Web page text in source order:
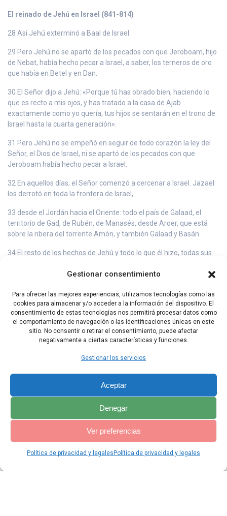
Gestionar consentimiento
Para ofrecer las mejores experiencias, utilizamos tecnologías como las
cookies para almacenar y/o acceder a la información del dispositivo. El
consentimiento de estas tecnologías nos permitirá procesar datos como
el comportamiento de navegación o las identificaciones únicas en este
sitio. No consentir o retirar el consentimiento, puede afectar
negativamente a ciertas características y funciones.
Gestionar los servicios
Aceptar
Denegar
Ver preferencias
Política de privacidad y legales Política de privacidad y legales
El reinado de Jehú en Israel (841-814)
28 Así Jehú exterminó a Baal de Israel.
29 Pero Jehú no se apartó de los pecados con que Jeroboam, hijo
de Nebat, había hecho pecar a Israel, a saber, los terneros de oro
que había en Betel y en Dan.
30 El Señor dijo a Jehú: «Porque tú has obrado bien, haciendo lo
que es recto a mis ojos, y has tratado a la casa de Ajab
exactamente como yo quería, tus hijos se sentarán en el trono de
Israel hasta la cuarta generación».
31 Pero Jehú no se empeñó en seguir de todo corazón la ley del
Señor, el Dios de Israel, ni se apartó de los pecados con que
Jeroboam había hecho pecar a Israel.
32 En aquellos días, el Señor comenzó a cercenar a Israel. Jazael
los derrotó en toda la frontera de Israel,
33 desde el Jordán hacia el Oriente: todo el país de Galaad, el
territorio de Gad, de Rubén, de Manasés, desde Aroer, que está
sobre la ribera del torrente Amón, y también Galaad y Basán.
34 El resto de los hechos de Jehú y todo lo que él hizo, todas sus
35 Jehú se fue a descansar con sus padres y lo sepultaron en
Samaría. Su hijo Joacaz reinó en lugar de él.
36 Jehú reinó sobre Israel, en Samaría, durante veintiocho años.
Capítulo Anterior Capítulo Siguiente